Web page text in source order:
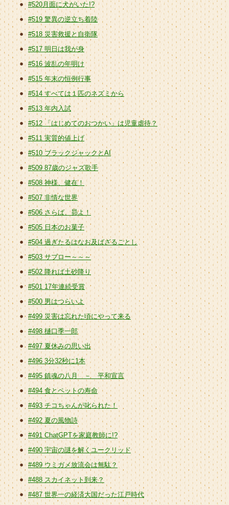
#520月面に犬がいた!?
#519 驚異の逆立ち着陸
#518 災害救援と自衛隊
#517 明日は我が身
#516 波乱の年明け
#515 年末の恒例行事
#514 すべては１匹のネズミから
#513 年内入試
#512 「はじめてのおつかい」は児童虐待？
#511 実質的値上げ
#510 ブラックジャックとAI
#509 87歳のジャズ歌手
#508 神様、健在！
#507 非情な世界
#506 さらば、昴よ！
#505 日本のお菓子
#504 過ぎたるはなお及ばざるごとし
#503 サブロー～～～
#502 降れば土砂降り
#501 17年連続受賞
#500 男はつらいよ
#499 災害は忘れた頃にやって来る
#498 樋口季一郎
#497 夏休みの思い出
#496 3分32秒に1本
#495 鎮魂の八月 － 平和宣言
#494 食とペットの寿命
#493 チコちゃんが叱られた！
#492 夏の風物詩
#491 ChatGPTを家庭教師に!?
#490 宇宙の謎を解くユークリッド
#489 ウミガメ放流会は無駄？
#488 スカイネット到来？
#487 世界一の経済大国だった江戸時代